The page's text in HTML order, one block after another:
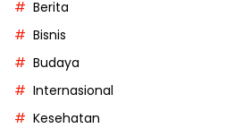
Berita
Bisnis
Budaya
Internasional
Kesehatan